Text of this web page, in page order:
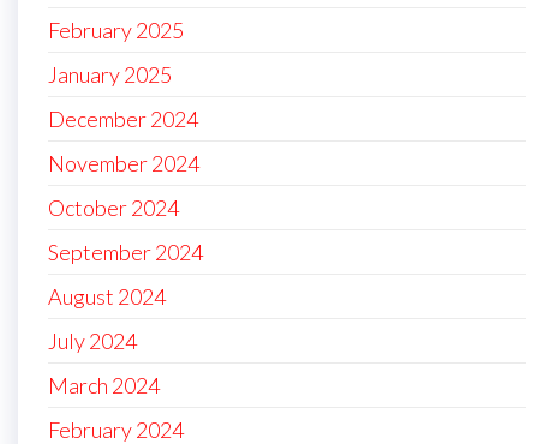
February 2025
January 2025
December 2024
November 2024
October 2024
September 2024
August 2024
July 2024
March 2024
February 2024